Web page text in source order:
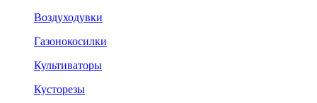
Воздуходувки
Газонокосилки
Культиваторы
Кусторезы